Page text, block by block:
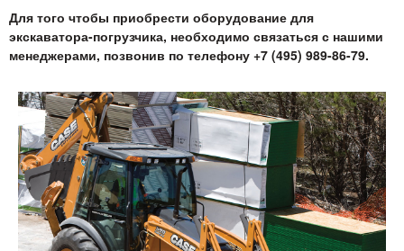
Для того чтобы приобрести оборудование для
экскаватора-погрузчика, необходимо связаться с нашими
менеджерами, позвонив по телефону +7 (495) 989-86-79.